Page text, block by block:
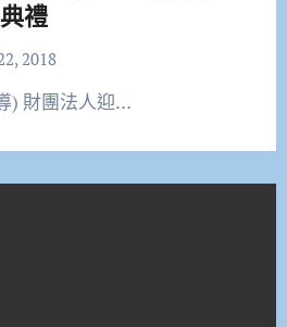
禮
2018
) 財團法人迎…